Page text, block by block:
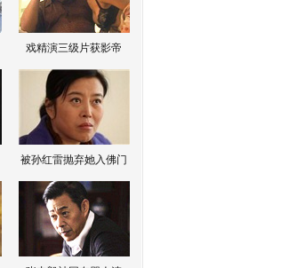
戏精演三级片获影帝
被孙红雷抛弃她入佛门